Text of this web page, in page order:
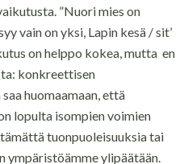
”Nuori mies on
vain on yksi, Lapin kesä / sit’
on helppo kokea, mutta en
konkreettisen
huomaamaan, että
lopulta isompien voimien
tuonpuoleisuuksia tai
ympäristöämme ylipäätään.